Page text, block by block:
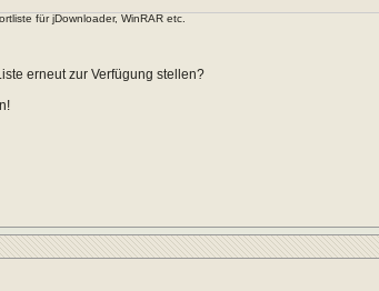
für jDownloader, WinRAR etc.
erneut zur Verfügung stellen?